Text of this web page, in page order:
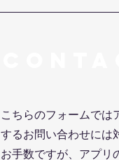
こちらのフォームでは
するお問い合わせには
お手数ですが、アプリ